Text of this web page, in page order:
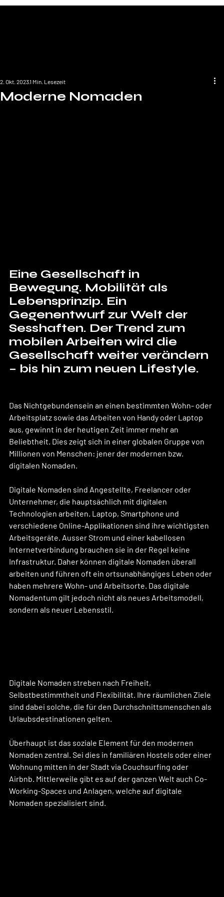
Moderne Nomaden
2. Okt. 20231 Min. Lesezeit
Eine Gesellschaft in
Bewegung. Mobilität als
Lebensprinzip. Ein
Gegenentwurf zur Welt der
Sesshaften. Der Trend zum
mobilen Arbeiten wird die
Gesellschaft weiter verändern
– bis hin zum neuen Lifestyle.
Das Nichtgebundensein an einen bestimmten Wohn- oder
Arbeitsplatz sowie das Arbeiten von Handy oder Laptop
aus, gewinnt in der heutigen Zeit immer mehr an
Beliebtheit. Dies zeigt sich in einer globalen Gruppe von
Millionen von Menschen: jener der modernen bzw.
digitalen Nomaden.
Digitale Nomaden sind Angestellte, Freelancer oder
Unternehmer, die hauptsächlich mit digitalen
Technologien arbeiten. Laptop, Smartphone und
verschiedene Online-Applikationen sind ihre wichtigsten
Arbeitsgeräte. Ausser Strom und einer kabellosen
Internetverbindung brauchen sie in der Regel keine
Infrastruktur. Daher können digitale Nomaden überall
arbeiten und führen oft ein ortsunabhängiges Leben oder
haben mehrere Wohn- und Arbeitsorte. Das digitale
Nomadentum gilt jedoch nicht als neues Arbeitsmodell,
sondern als neuer Lebensstil.
Digitale Nomaden streben nach Freiheit,
Selbstbestimmtheit und Flexibilität. Ihre räumlichen Ziele
sind dabei solche, die für den Durchschnittsmenschen als
Urlaubsdestinationen gelten.
Überhaupt ist das soziale Element für den modernen
Nomaden zentral. Sei dies in familiären Hostels oder einer
Wohnung mitten in der Stadt via Couchsurfing oder
Airbnb. Mittlerweile gibt es auf der ganzen Welt auch Co-
Working-Spaces und Anlagen, welche auf digitale
Nomaden spezialisiert sind.